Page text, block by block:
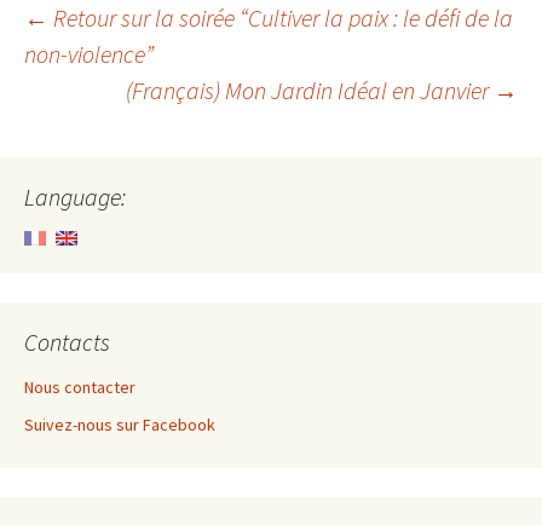
Post
navigation
← Retour sur la soirée “Cultiver la paix : le défi de la
non-violence”
(Français) Mon Jardin Idéal en Janvier →
Language:
Contacts
Nous contacter
Suivez-nous sur Facebook